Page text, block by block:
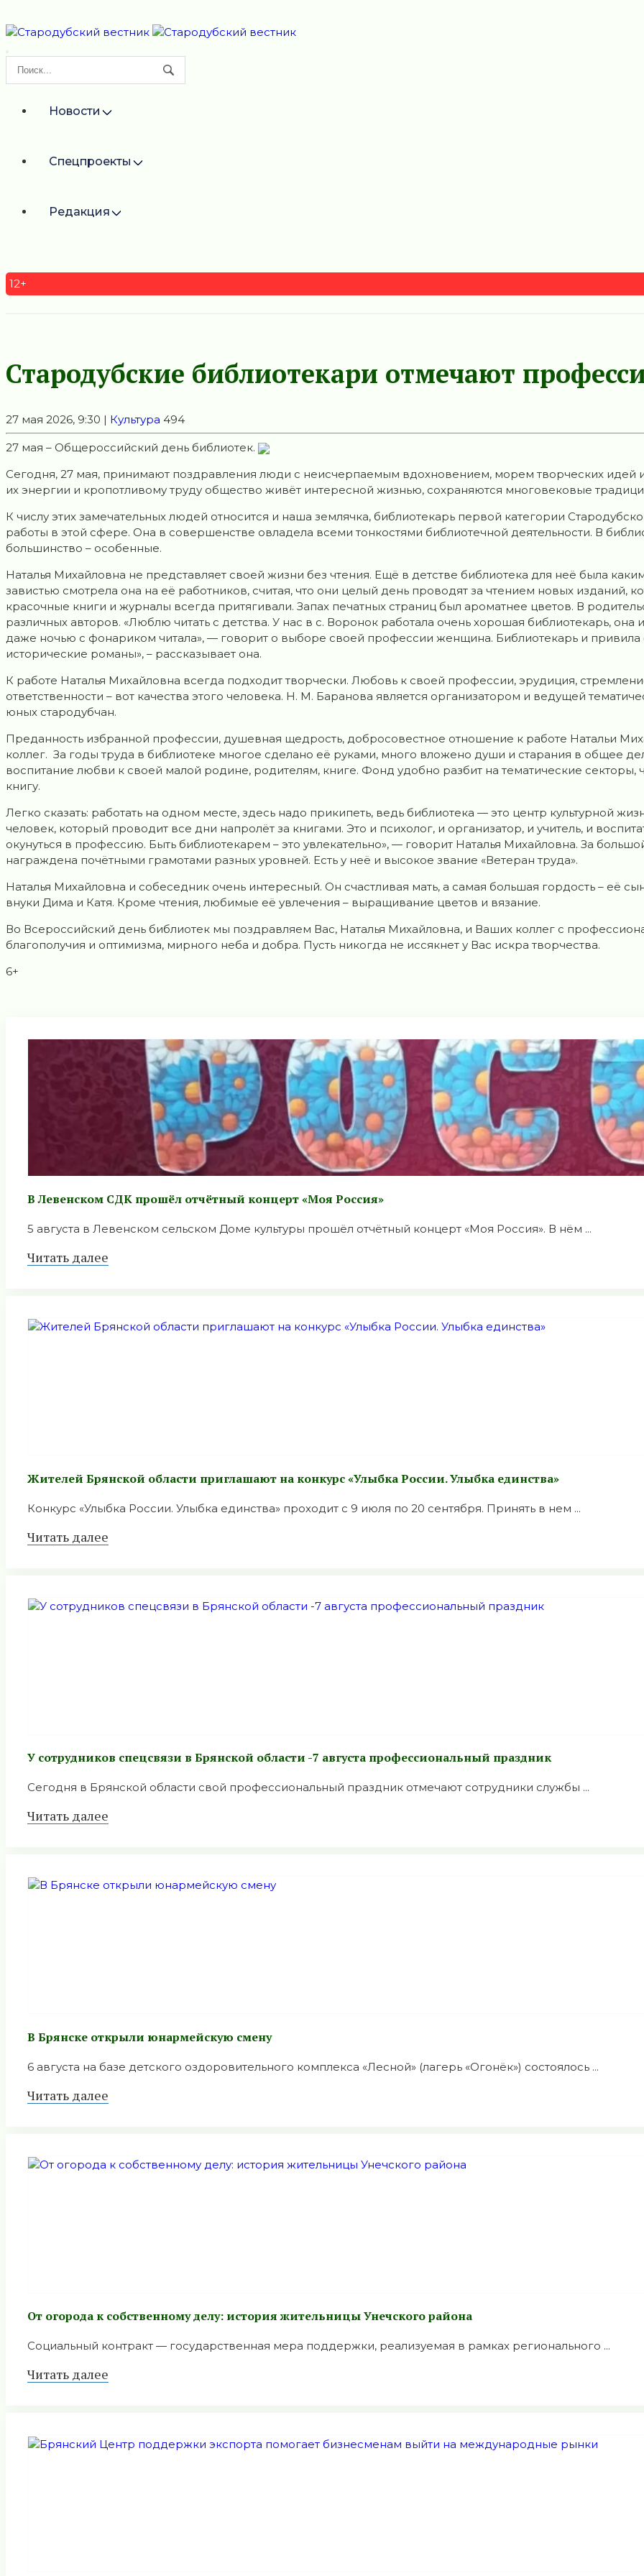
Новости
Спецпроекты
Редакция
12+
Стародубские библиотекари отмечают
27 мая 2026, 9:30 | Культура 494
27 мая – Общероссийский день библиотек.
Сегодня, 27 мая, принимают поздравления люди с неисчерпаемым вдохновением, морем творческих идей
их энергии и кропотливому труду общество живёт интересной жизнью, сохраняются многовековые
К числу этих замечательных людей относится и наша землячка, библиотекарь первой категории
работы в этой сфере. Она в совершенстве овладела всеми тонкостями библиотечной деятельности. В
большинство – особенные.
Наталья Михайловна не представляет своей жизни без чтения. Ещё в детстве библиотека для неё была
завистью смотрела она на её работников, считая, что они целый день проводят за чтением новых изданий,
красочные книги и журналы всегда притягивали. Запах печатных страниц был ароматнее цветов. В
различных авторов. «Люблю читать с детства. У нас в с. Воронок работала очень хорошая библиотекарь,
даже ночью с фонариком читала», — говорит о выборе своей профессии женщина. Библиотекарь и привила
исторические романы», – рассказывает она.
К работе Наталья Михайловна всегда подходит творчески. Любовь к своей профессии, эрудиция,
ответственности – вот качества этого человека. Н. М. Баранова является организатором и ведущей
юных стародубчан.
Преданность избранной профессии, душевная щедрость, добросовестное отношение к работе Натальи
коллег. За годы труда в библиотеке многое сделано её руками, много вложено души и старания в общее
воспитание любви к своей малой родине, родителям, книге. Фонд удобно разбит на тематические секторы,
книгу.
Легко сказать: работать на одном месте, здесь надо прикипеть, ведь библиотека — это центр культурной
человек, который проводит все дни напролёт за книгами. Это и психолог, и организатор, и учитель, и
окунуться в профессию. Быть библиотекарем – это увлекательно», — говорит Наталья Михайловна. За
награждена почётными грамотами разных уровней. Есть у неё и высокое звание «Ветеран труда».
Наталья Михайловна и собеседник очень интересный. Он счастливая мать, а самая большая гордость – её
внуки Дима и Катя. Кроме чтения, любимые её увлечения – выращивание цветов и вязание.
Во Всероссийский день библиотек мы поздравляем Вас, Наталья Михайловна, и Ваших коллег с
благополучия и оптимизма, мирного неба и добра. Пусть никогда не иссякнет у Вас искра творчества.
6+
В Левенском СДК прошёл отчётный концерт «Моя Россия»
5 августа в Левенском сельском Доме культуры прошёл отчётный концерт «Моя Россия». В нём ...
Читать далее
Жителей Брянской области приглашают на конкурс «Улыбка России. Улыбка единства»
Конкурс «Улыбка России. Улыбка единства» проходит с 9 июля по 20 сентября. Принять в нем ...
Читать далее
У сотрудников спецсвязи в Брянской области -7 августа профессиональный праздник
Сегодня в Брянской области свой профессиональный праздник отмечают сотрудники службы ...
Читать далее
В Брянске открыли юнармейскую смену
6 августа на базе детского оздоровительного комплекса «Лесной» (лагерь «Огонёк») состоялось ...
Читать далее
От огорода к собственному делу: история жительницы Унечского района
Социальный контракт — государственная мера поддержки, реализуемая в рамках регионального ...
Читать далее